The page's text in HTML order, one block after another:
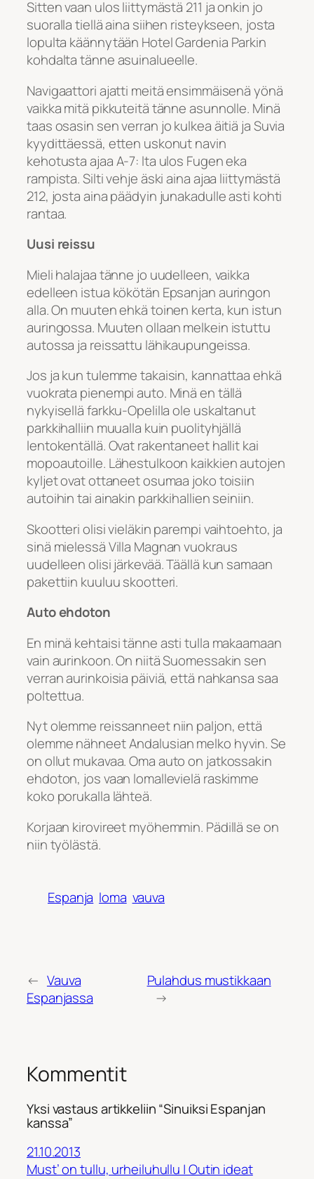
Sitten vaan ulos liittymästä 211 ja onkin jo
suoralla tiellä aina siihen risteykseen, josta
lopulta käännytään Hotel Gardenia Parkin
kohdalta tänne asuinalueelle.
Navigaattori ajatti meitä ensimmäisenä yönä
vaikka mitä pikkuteitä tänne asunnolle. Minä
taas osasin sen verran jo kulkea äitiä ja Suvia
kyydittäessä, etten uskonut navin
kehotusta ajaa A-7: lta ulos Fugen eka
rampista. Silti vehje äski aina ajaa liittymästä
212, josta aina päädyin junakadulle asti kohti
rantaa.
Uusi reissu
Mieli halajaa tänne jo uudelleen, vaikka
edelleen istua kökötän Epsanjan auringon
alla. On muuten ehkä toinen kerta, kun istun
auringossa. Muuten ollaan melkein istuttu
autossa ja reissattu lähikaupungeissa.
Jos ja kun tulemme takaisin, kannattaa ehkä
vuokrata pienempi auto. Minä en tällä
nykyisellä farkku-Opelilla ole uskaltanut
parkkihalliin muualla kuin puolityhjällä
lentokentällä. Ovat rakentaneet hallit kai
mopoautoille. Lähestulkoon kaikkien autojen
kyljet ovat ottaneet osumaa joko toisiin
autoihin tai ainakin parkkihallien seiniin.
Skootteri olisi vieläkin parempi vaihtoehto, ja
sinä mielessä Villa Magnan vuokraus
uudelleen olisi järkevää. Täällä kun samaan
pakettiin kuuluu skootteri.
Auto ehdoton
En minä kehtaisi tänne asti tulla makaamaan
vain aurinkoon. On niitä Suomessakin sen
verran aurinkoisia päiviä, että nahkansa saa
poltettua.
Nyt olemme reissanneet niin paljon, että
olemme nähneet Andalusian melko hyvin. Se
on ollut mukavaa. Oma auto on jatkossakin
ehdoton, jos vaan lomallevielä raskimme
koko porukalla lähteä.
Korjaan kirovireet myöhemmin. Pädillä se on
niin työlästä.
Espanja loma vauva
← Vauva
Espanjassa
Pulahdus mustikkaan
→
Kommentit
Yksi vastaus artikkeliin “Sinuiksi Espanjan
kanssa”
21.10.2013
Must’ on tullu, urheiluhullu | Outin ideat